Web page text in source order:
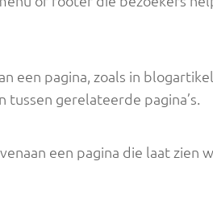
een pagina, zoals in
gerelateerde pagina’s.
een pagina die laat zien